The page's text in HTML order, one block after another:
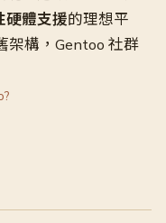
硬體支援的理想平
架構，Gentoo 社群